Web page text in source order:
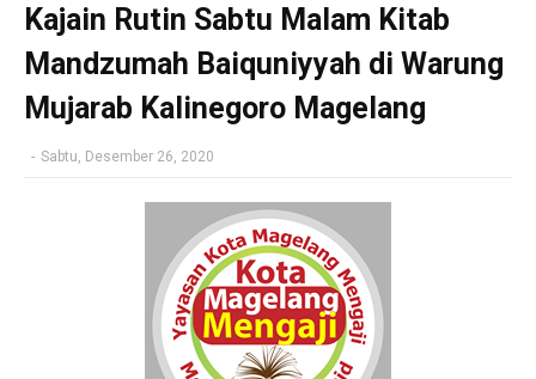
Kajain Rutin Sabtu Malam Kitab
Mandzumah Baiquniyyah di Warung
Mujarab Kalinegoro Magelang
- Sabtu, Desember 26, 2020